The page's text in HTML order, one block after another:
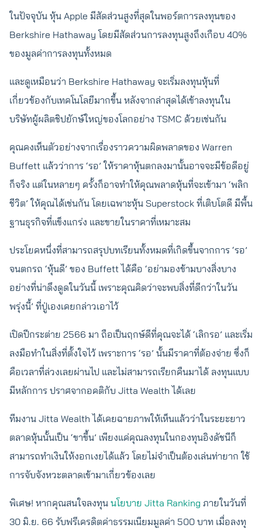
ในปัจจุบัน หุ้น Apple มีสัดส่วนสูงที่สุดในพอร์ตการลงทุนของ
Berkshire Hathaway โดยมีสัดส่วนการลงทุนสูงถึงเกือบ 40%
ของมูลค่าการลงทุนทั้งหมด
และดูเหมือนว่า Berkshire Hathaway จะเริ่มลงทุนหุ้นที่
เกี่ยวข้องกับเทคโนโลยีมากขึ้น หลังจากล่าสุดได้เข้าลงทุนใน
บริษัทผู้ผลิตชิปยักษ์ใหญ่ของโลกอย่าง TSMC ด้วยเช่นกัน
คุณคงเห็นตัวอย่างจากเรื่องราวความผิดพลาดของ Warren
Buffett แล้วว่าการ ‘รอ’ ให้ราคาหุ้นตกลงมานั้นอาจจะมีข้อดีอยู่
ก็จริง แต่ในหลายๆ ครั้งก็อาจทำให้คุณพลาดหุ้นที่จะเข้ามา ‘พลิก
ชีวิต’ ให้คุณได้เช่นกัน โดยเฉพาะหุ้น Superstock ที่เติบโตดี มีพื้น
ฐานธุรกิจที่แข็งแกร่ง และขายในราคาที่เหมาะสม
ประโยคหนึ่งที่สามารถสรุปบทเรียนทั้งหมดที่เกิดขึ้นจากการ ‘รอ’
จนตกรถ ‘หุ้นดี’ ของ Buffett ได้คือ ‘อย่ามองข้ามบางสิ่งบาง
อย่างที่น่าดึงดูดในวันนี้ เพราะคุณคิดว่าจะพบสิ่งที่ดีกว่าในวัน
พรุ่งนี้’ ที่ปู่เองเคยกล่าวเอาไว้
เปิดปีกระต่าย 2566 มา ถือเป็นฤกษ์ดีที่คุณจะได้ ‘เลิกรอ’ และเริ่ม
ลงมือทำในสิ่งที่ตั้งใจไว้ เพราะการ ‘รอ’ นั้นมีราคาที่ต้องจ่าย ซึ่งก็
คือเวลาที่ล่วงเลยผ่านไป และไม่สามารถเรียกคืนมาได้ ลงทุนแบบ
มีหลักการ ปราศจากอคติกับ Jitta Wealth ได้เลย
ทีมงาน Jitta Wealth ได้เคยฉายภาพให้เห็นแล้วว่าในระยะยาว
ตลาดหุ้นนั้นเป็น ‘ขาขึ้น’ เพียงแค่คุณลงทุนในกองทุนอิงดัชนีก็
สามารถทำเงินให้งอกเงยได้แล้ว โดยไม่จำเป็นต้องเล่นท่ายาก ใช้
การจับจังหวะตลาดเข้ามาเกี่ยวข้องเลย
พิเศษ! หากคุณสนใจลงทุน นโยบาย Jitta Ranking ภายในวันที่
30 มิ.ย. 66 รับฟรีเครดิตค่าธรรมเนียมมูลค่า 500 บาท เมื่อลงทุ